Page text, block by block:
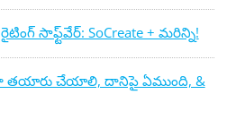
సాఫ్ట్‌వేర్: SoCreate + మరిన్ని!
తయారు చేయాలి, దానిపై ఏముంది, &